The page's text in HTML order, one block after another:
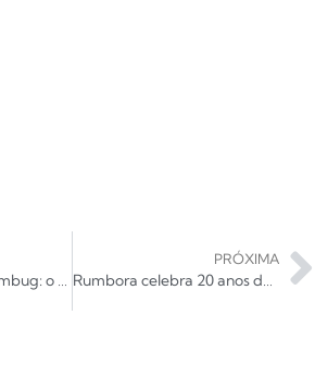
Disqueria #26 – Humbug: o coração do Arctic Monkeys
PRÓXIMA
Rumbora celebra 20 anos do álbum de estreia com show no Sesc 24 de Maio